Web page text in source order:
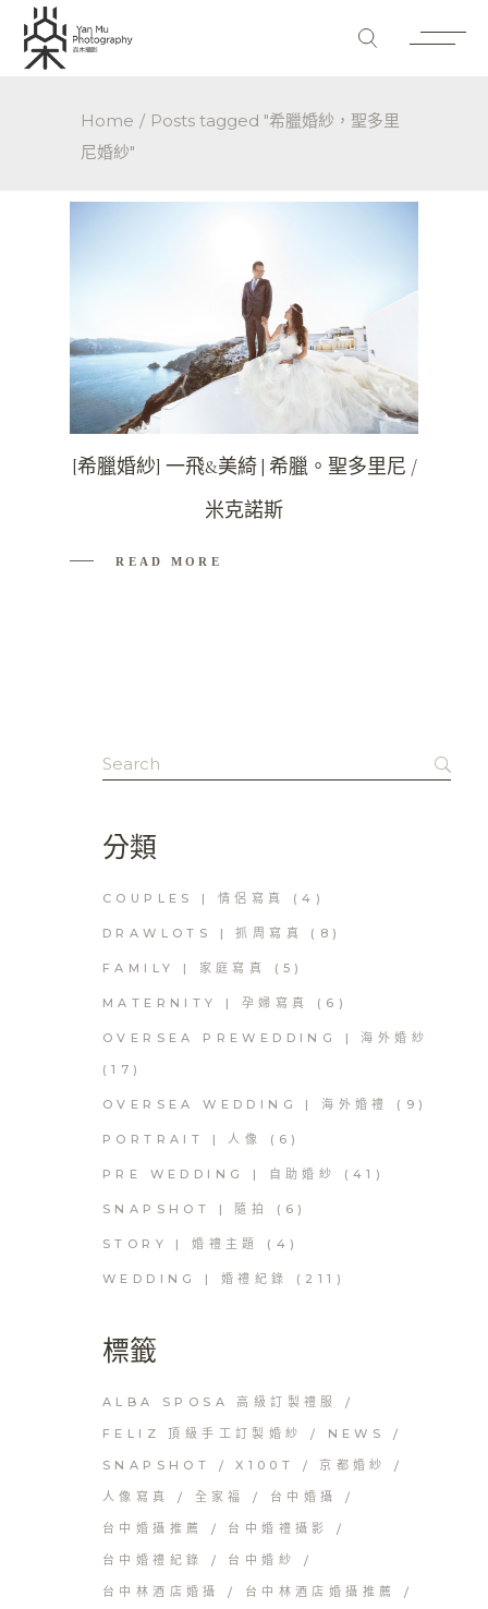
Home
Posts tagged "希臘婚紗，聖多里
尼婚紗"
[希臘婚紗] 一飛&美綺 | 希臘。聖多里尼 /
米克諾斯
READ MORE
Search
for:
分類
COUPLES | 情侶寫真 (4)
DRAWLOTS | 抓周寫真 (8)
FAMILY | 家庭寫真 (5)
MATERNITY | 孕婦寫真 (6)
OVERSEA PREWEDDING | 海外婚紗
(17)
OVERSEA WEDDING | 海外婚禮 (9)
PORTRAIT | 人像 (6)
PRE WEDDING | 自助婚紗 (41)
SNAPSHOT | 隨拍 (6)
STORY | 婚禮主題 (4)
WEDDING | 婚禮紀錄 (211)
標籤
ALBA SPOSA 高級訂製禮服
FELIZ 頂級手工訂製婚紗 NEWS
SNAPSHOT X100T 京都婚紗
人像寫真 全家福 台中婚攝
台中婚攝推薦 台中婚禮攝影
台中婚禮紀錄 台中婚紗
台中林酒店婚攝 台中林酒店婚攝推薦